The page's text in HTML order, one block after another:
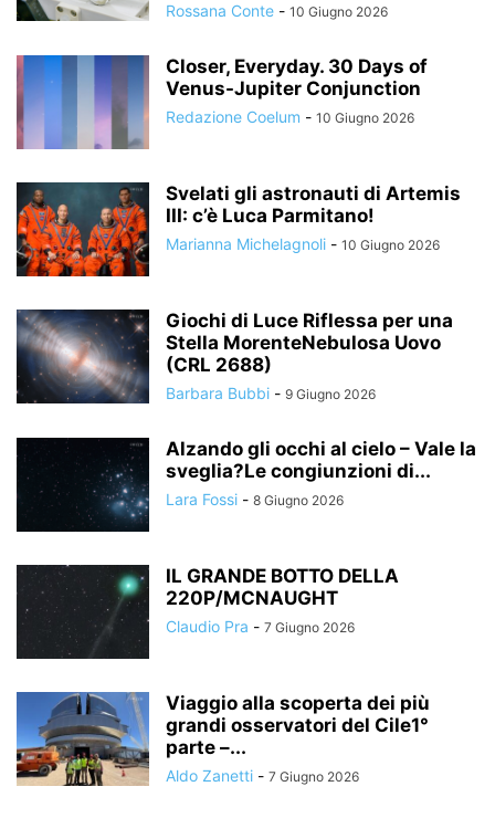
Rossana Conte - 10 Giugno 2026
Closer, Everyday. 30 Days of
Venus-Jupiter Conjunction
Redazione Coelum - 10 Giugno 2026
Svelati gli astronauti di Artemis
III: c’è Luca Parmitano!
Marianna Michelagnoli - 10 Giugno 2026
Giochi di Luce Riflessa per una
Stella MorenteNebulosa Uovo
(CRL 2688)
Barbara Bubbi - 9 Giugno 2026
Alzando gli occhi al cielo – Vale la
sveglia?Le congiunzioni di...
Lara Fossi - 8 Giugno 2026
IL GRANDE BOTTO DELLA
220P/MCNAUGHT
Claudio Pra - 7 Giugno 2026
Viaggio alla scoperta dei più
grandi osservatori del Cile1°
parte –...
Aldo Zanetti - 7 Giugno 2026